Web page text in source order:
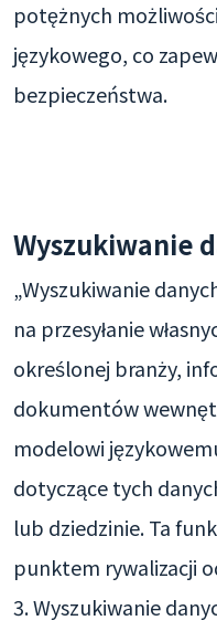
potężnych
językowego, co
bezpieczeństwa.
Wyszukiwanie
„Wyszukiwanie
na przesyłanie
określonej branży,
dokumentów
modelowi
dotyczące tych
lub dziedzinie. Ta
punktem rywalizacji
3. Wyszukiwanie